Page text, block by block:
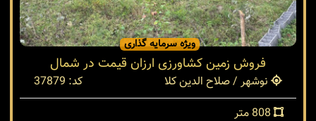
ویژه سرمایه گذاری
فروش زمین کشاورزی ارزان قیمت در شمال
نوشهر / صلاح الدین کلا
کد: 37879